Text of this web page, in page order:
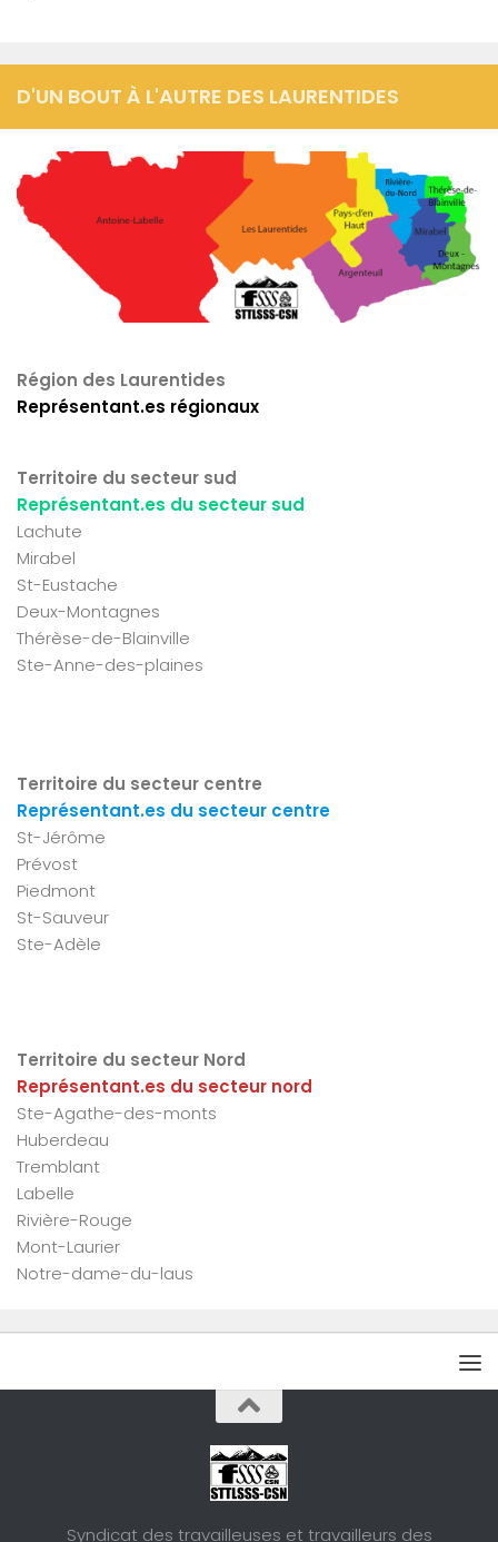
D'UN BOUT À L'AUTRE DES LAURENTIDES
Région des Laurentides
Représentant.es régionaux
Territoire du secteur sud
Représentant.es du secteur sud
Lachute
Mirabel
St-Eustache
Deux-Montagnes
Thérèse-de-Blainville
Ste-Anne-des-plaines
Territoire du secteur centre
Représentant.es du secteur centre
St-Jérôme
Prévost
Piedmont
St-Sauveur
Ste-Adèle
Territoire du secteur Nord
Représentant.es du secteur nord
Ste-Agathe-des-monts
Huberdeau
Tremblant
Labelle
Rivière-Rouge
Mont-Laurier
Notre-dame-du-laus
Syndicat des travailleuses et travailleurs des